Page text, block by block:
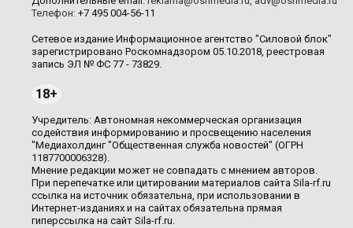
Телефон: +7 495 004-56-11
Сетевое издание Информационное агентство "Силовой блок"
зарегистрировано Роскомнадзором 05.10.2018, реестровая
запись ЭЛ № ФС 77 - 73829.
18+
Учредитель: Автономная некоммерческая организация
содействия информированию и просвещению населения
"Медиахолдинг "Общественная служба новостей" (ОГРН
1187700006328).
Мнение редакции может не совпадать с мнением авторов.
При перепечатке или цитировании материалов сайта Sila-rf.ru
ссылка на источник обязательна, при использовании в
Интернет-изданиях и на сайтах обязательна прямая
гиперссылка на сайт Sila-rf.ru.